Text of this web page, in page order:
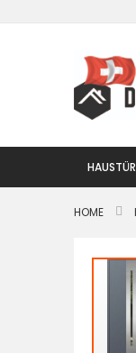
Inhalt
HOME
Zum
springen